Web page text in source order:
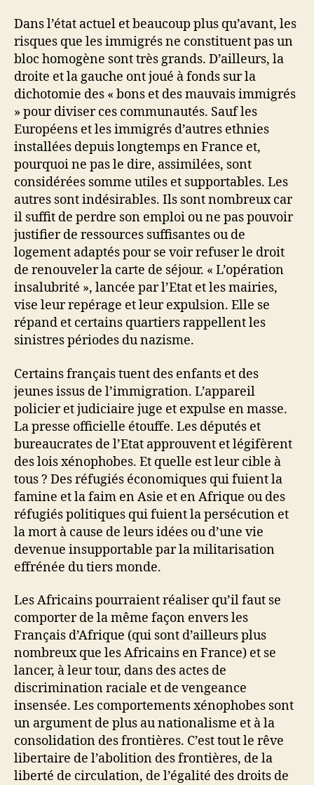
Dans l’état actuel et beaucoup plus qu’avant, les
risques que les immigrés ne constituent pas un
bloc homogène sont très grands. D’ailleurs, la
droite et la gauche ont joué à fonds sur la
dichotomie des « bons et des mauvais immigrés
» pour diviser ces communautés. Sauf les
Européens et les immigrés d’autres ethnies
installées depuis longtemps en France et,
pourquoi ne pas le dire, assimilées, sont
considérées somme utiles et supportables. Les
autres sont indésirables. Ils sont nombreux car
il suffit de perdre son emploi ou ne pas pouvoir
justifier de ressources suffisantes ou de
logement adaptés pour se voir refuser le droit
de renouveler la carte de séjour. « L’opération
insalubrité », lancée par l’Etat et les mairies,
vise leur repérage et leur expulsion. Elle se
répand et certains quartiers rappellent les
sinistres périodes du nazisme.
Certains français tuent des enfants et des
jeunes issus de l’immigration. L’appareil
policier et judiciaire juge et expulse en masse.
La presse officielle étouffe. Les députés et
bureaucrates de l’Etat approuvent et légifèrent
des lois xénophobes. Et quelle est leur cible à
tous ? Des réfugiés économiques qui fuient la
famine et la faim en Asie et en Afrique ou des
réfugiés politiques qui fuient la persécution et
la mort à cause de leurs idées ou d’une vie
devenue insupportable par la militarisation
effrénée du tiers monde.
Les Africains pourraient réaliser qu’il faut se
comporter de la même façon envers les
Français d’Afrique (qui sont d’ailleurs plus
nombreux que les Africains en France) et se
lancer, à leur tour, dans des actes de
discrimination raciale et de vengeance
insensée. Les comportements xénophobes sont
un argument de plus au nationalisme et à la
consolidation des frontières. C’est tout le rêve
libertaire de l’abolition des frontières, de la
liberté de circulation, de l’égalité des droits de